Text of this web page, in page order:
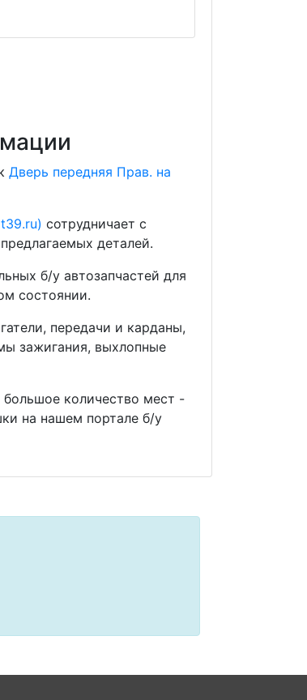
Дверь передняя Прав. на
сотрудничает с
деталей.
б/у автозапчастей для
состоянии.
передачи и карданы,
зажигания, выхлопные
количество мест -
на нашем портале б/у